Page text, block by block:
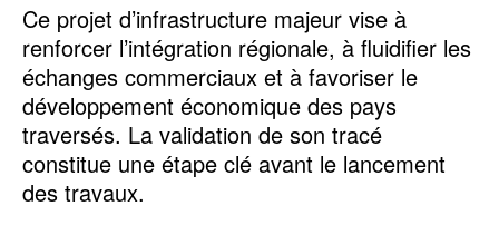
Ce projet d’infrastructure majeur vise à
renforcer l’intégration régionale, à fluidifier les
échanges commerciaux et à favoriser le
développement économique des pays
traversés. La validation de son tracé
constitue une étape clé avant le lancement
des travaux.